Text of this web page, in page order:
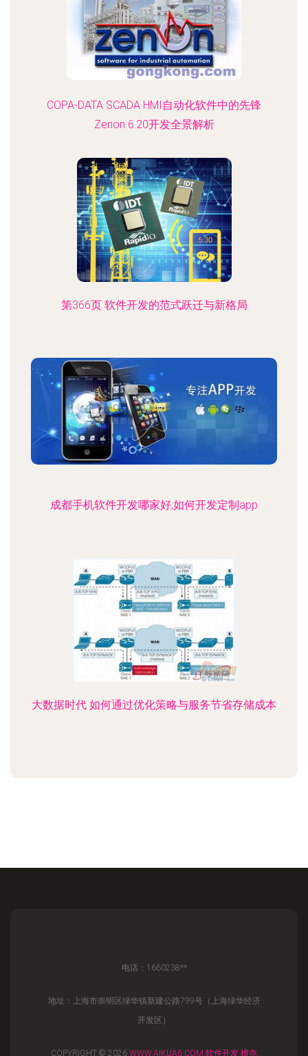
COPA-DATA SCADA HMI自动化软件中的先锋
Zenon 6.20开发全景解析
第366页 软件开发的范式跃迁与新格局
成都手机软件开发哪家好,如何开发定制app
大数据时代 如何通过优化策略与服务节省存储成本
电话：1660238**
地址：上海市崇明区绿华镇新建公路799号（上海绿华经济
开发区）
COPYRIGHT © 2026 WWW.AIKUA6.COM 软件开发 檀亦